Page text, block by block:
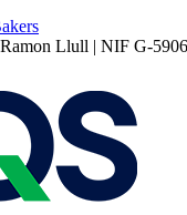
Llull | NIF G-